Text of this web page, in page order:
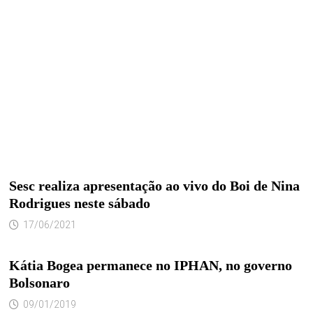
Sesc realiza apresentação ao vivo do Boi de Nina
Rodrigues neste sábado
17/06/2021
Kátia Bogea permanece no IPHAN, no governo
Bolsonaro
09/01/2019